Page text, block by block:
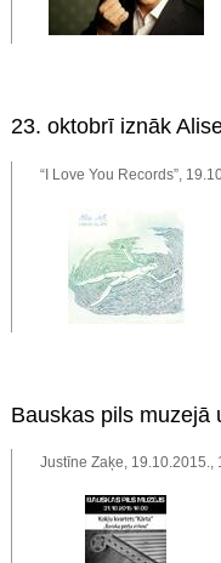
23. oktobrī iznāk
“I Love You Records”,
Bauskas pils muzejā
Justīne Zaķe, 19.10.2015.,